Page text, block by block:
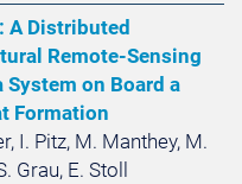
A Distributed
Remote-Sensing
System on Board a
Formation
I. Pitz, M. Manthey, M.
Grau, E. Stoll